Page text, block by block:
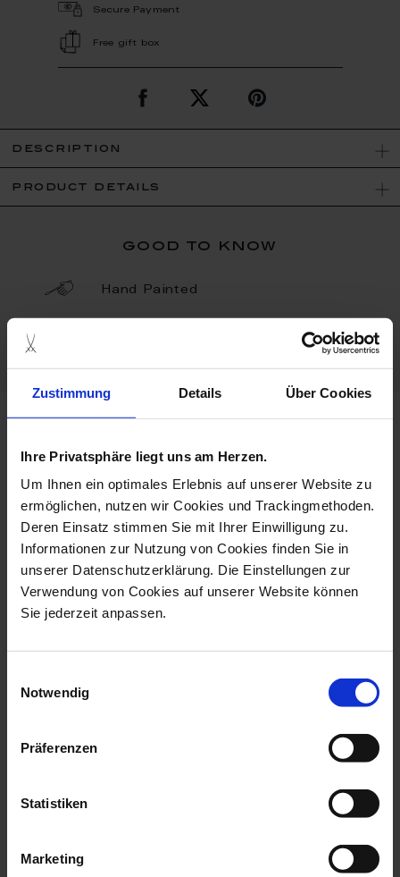
Zustimmung Details Über Cookies
Ihre Privatsphäre liegt uns am Herzen.
Um Ihnen ein optimales Erlebnis auf unserer Website zu
ermöglichen, nutzen wir Cookies und Trackingmethoden.
Deren Einsatz stimmen Sie mit Ihrer Einwilligung zu.
Informationen zur Nutzung von Cookies finden Sie in
unserer Datenschutzerklärung. Die Einstellungen zur
Verwendung von Cookies auf unserer Website können
Sie jederzeit anpassen.
Notwendig
Präferenzen
Statistiken
Marketing
Secure Payment
Free gift box
description
product details
good to know
Hand Painted
pendants collection
Pendant Butterfly, White,
Pendant Elephant Blanket
we think you’ll like these